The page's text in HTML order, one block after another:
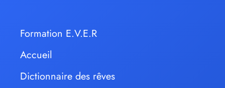
Formation E.V.E.R
Accueil
Dictionnaire des rêves